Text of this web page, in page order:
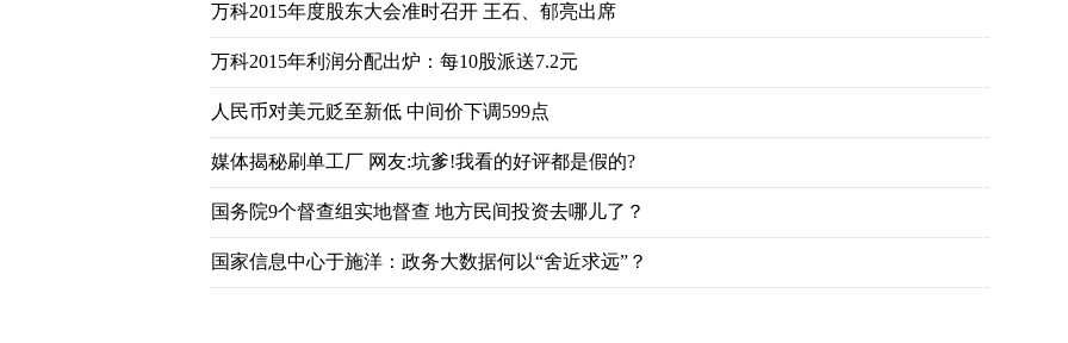
万科2015年度股东大会准时召开 王石、郁亮出席
万科2015年利润分配出炉：每10股派送7.2元
人民币对美元贬至新低 中间价下调599点
媒体揭秘刷单工厂 网友:坑爹!我看的好评都是假的?
国务院9个督查组实地督查 地方民间投资去哪儿了？
国家信息中心于施洋：政务大数据何以“舍近求远”？